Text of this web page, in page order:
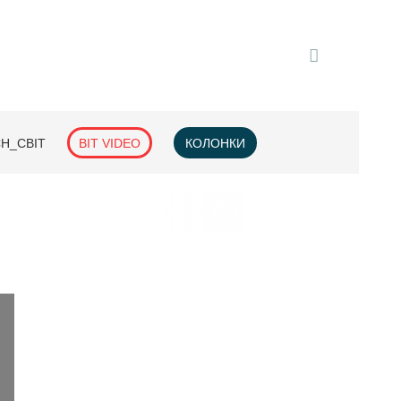
BIT VIDEO КОЛОНКИ